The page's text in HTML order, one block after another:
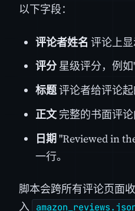
以下字段：
评论者姓名 评论上显
评分 星级评分，例如
标题评论者给评论起
正文完整的书面评论
日期"Reviewed in
一行。
脚本会跨所有评论页面
入